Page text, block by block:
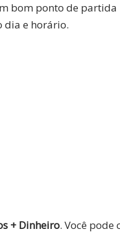
bom ponto de
dia e horário.
+ Dinheiro. Você